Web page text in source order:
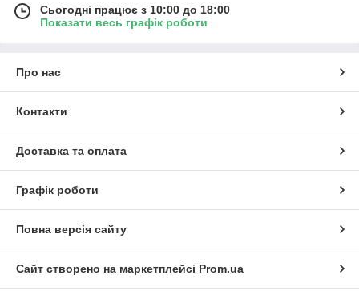
Сьогодні працює з 10:00 до 18:00
Показати весь графік роботи
Про нас
Контакти
Доставка та оплата
Графік роботи
Повна версія сайту
Сайт створено на маркетплейсі Prom.ua